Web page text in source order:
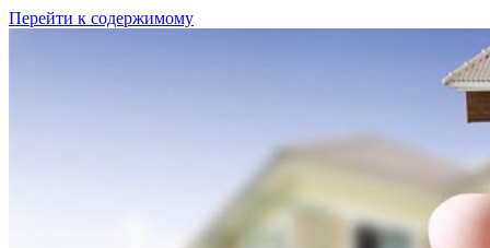
Перейти к содержимому